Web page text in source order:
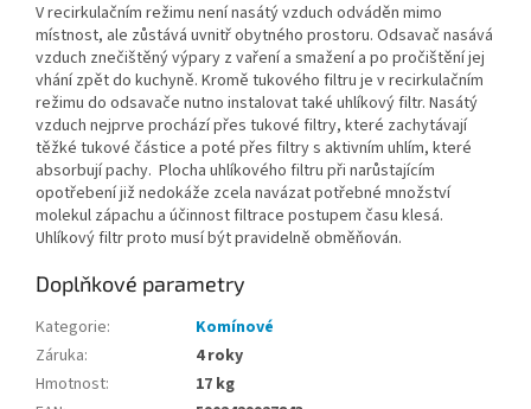
V recirkulačním režimu není nasátý vzduch odváděn mimo
místnost, ale zůstává uvnitř obytného prostoru. Odsavač nasává
vzduch znečištěný výpary z vaření a smažení a po pročištění jej
vhání zpět do kuchyně. Kromě tukového filtru je v recirkulačním
režimu do odsavače nutno instalovat také uhlíkový filtr. Nasátý
vzduch nejprve prochází přes tukové filtry, které zachytávají
těžké tukové částice a poté přes filtry s aktivním uhlím, které
absorbují pachy. Plocha uhlíkového filtru při narůstajícím
opotřebení již nedokáže zcela navázat potřebné množství
molekul zápachu a účinnost filtrace postupem času klesá.
Uhlíkový filtr proto musí být pravidelně obměňován.
Doplňkové parametry
Kategorie:
Komínové
Záruka:
4 roky
Hmotnost:
17 kg